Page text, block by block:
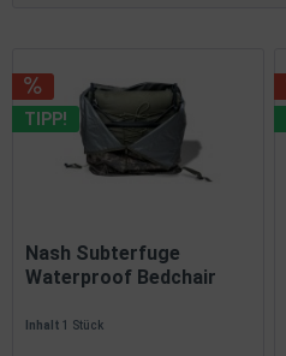
TIPP!
Nash Subterfuge
Waterproof Bedchair
Inhalt1 Stück